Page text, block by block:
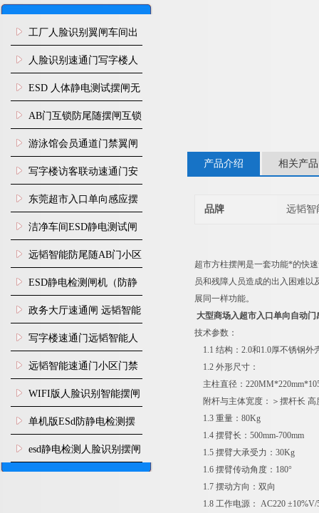
工厂人脸识别翼闸车间出
入口人行通道门禁
人脸识别速通门写字楼人
行通道闸门禁设备
ESD 人体静电测试摆闸无
尘车间防静电闸机
AB门互锁防尾随摆闸互锁
闸机
游泳馆会员通道门禁翼闸
写字楼访客联动速通门安
装
东莞超市入口单向感应摆
闸安装
洁净车间ESD静电测试闸
机
远韬智能防尾随AB门小区
门禁闸机安装
​ESD静电检测闸机（防静
电门禁通道系统）
政务大厅速通闸 远韬智能
防尾随静音速通门
写字楼速通门远韬智能人
脸识别快速通道闸
远韬智能速通门小区门禁
闸机食堂消费摆闸
WIFI版人脸识别智能摆闸
机
单机版ESd防静电检测摆
闸机
esd静电检测人脸识别摆闸
安装
产品介绍 相关产品
品牌 远韬智
超市方柱摆闸是一套功能*的快
员和残障人员造成的出入困难
展同一样功能。
大型商场入超市入口单向自动门
技术参数：
1.1 结构：2.0和1.0厚不锈钢外
1.2 外形尺寸：
主柱直径：
附杆与主体宽度：＞摆杆长 高
1.3 重量：80Kg
1.4 摆臂长：500mm-700mm
1.5 摆臂大承受力：30Kg
1.6 摆臂传动角度：180°
1.7 摆动方向：双向
1.8 工作电源： AC220 ±10%V/